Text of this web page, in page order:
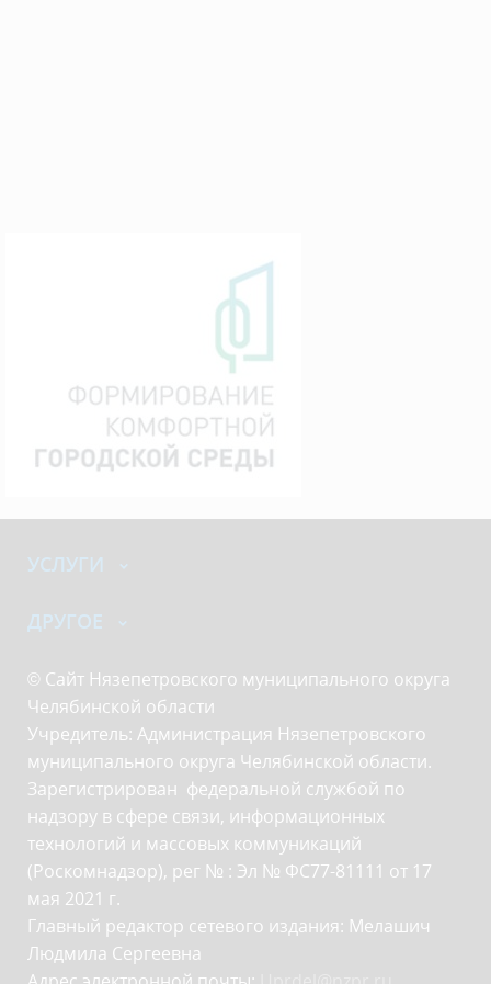
УСЛУГИ
ДРУГОЕ
© Сайт Нязепетровского муниципального округа
Челябинской области
Учредитель: Администрация Нязепетровского
муниципального округа Челябинской области.
Зарегистрирован федеральной службой по
надзору в сфере связи, информационных
технологий и массовых коммуникаций
(Роскомнадзор), рег № : Эл № ФС77-81111 от 17
мая 2021 г.
Главный редактор сетевого издания: Мелашич
Людмила Сергеевна